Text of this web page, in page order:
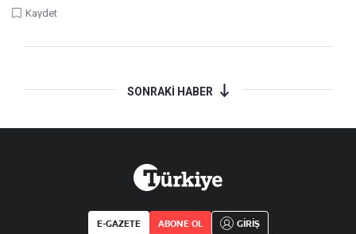
Kaydet
SONRAKİ HABER
E-GAZETE ABONE OL GİRİŞ